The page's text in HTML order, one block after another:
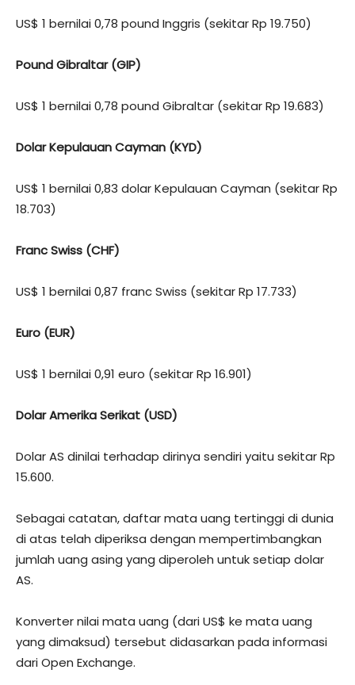
US$ 1 bernilai 0,78 pound Inggris (sekitar Rp 19.750)
Pound Gibraltar (GIP)
US$ 1 bernilai 0,78 pound Gibraltar (sekitar Rp 19.683)
Dolar Kepulauan Cayman (KYD)
US$ 1 bernilai 0,83 dolar Kepulauan Cayman (sekitar Rp
18.703)
Franc Swiss (CHF)
US$ 1 bernilai 0,87 franc Swiss (sekitar Rp 17.733)
Euro (EUR)
US$ 1 bernilai 0,91 euro (sekitar Rp 16.901)
Dolar Amerika Serikat (USD)
Dolar AS dinilai terhadap dirinya sendiri yaitu sekitar Rp
15.600.
Sebagai catatan, daftar mata uang tertinggi di dunia
di atas telah diperiksa dengan mempertimbangkan
jumlah uang asing yang diperoleh untuk setiap dolar
AS.
Konverter nilai mata uang (dari US$ ke mata uang
yang dimaksud) tersebut didasarkan pada informasi
dari Open Exchange.